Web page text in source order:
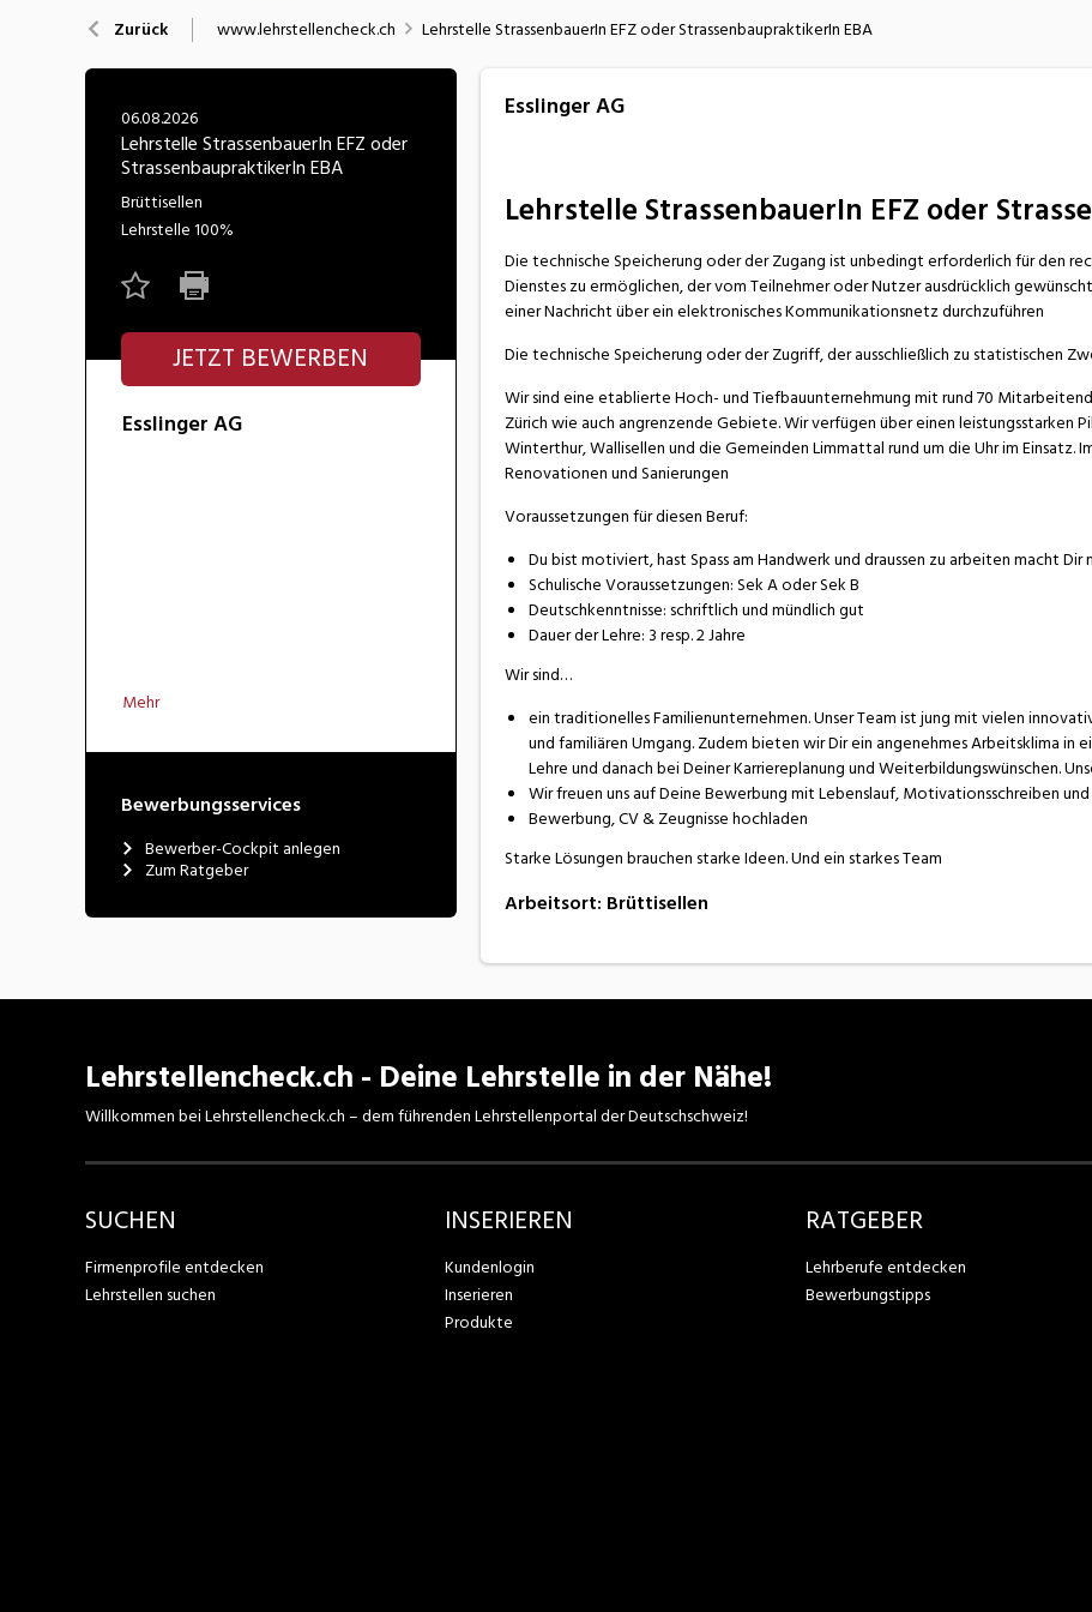
Nahrung
Wirtschaft/Verwaltung
Zurück www.lehrstellencheck.ch Lehrstelle StrassenbauerIn EFZ oder StrassenbaupraktikerIn EBA
06.08.2026
Lehrstelle StrassenbauerIn EFZ oder
StrassenbaupraktikerIn EBA
Brüttisellen
Lehrstelle100%
JETZT BEWERBEN
Esslinger AG
Mehr
Bewerbungsservices
Bewerber-Cockpit anlegen
Zum Ratgeber
Esslinger AG
Lehrstelle StrassenbauerIn EFZ oder
Die technische Speicherung oder der Zugang ist unbedingt erforderlich für den
Dienstes zu ermöglichen, der vom Teilnehmer oder Nutzer ausdrücklich
einer Nachricht über ein elektronisches Kommunikationsnetz durchzuführen
Die technische Speicherung oder der Zugriff, der ausschließlich zu statistischen
Wir sind eine etablierte Hoch- und Tiefbauunternehmung mit rund 70
Zürich wie auch angrenzende Gebiete. Wir verfügen über einen leistungsstarken
Winterthur, Wallisellen und die Gemeinden Limmattal rund um die Uhr im Einsatz.
Renovationen und Sanierungen
Voraussetzungen für diesen Beruf:
Du bist motiviert, hast Spass am Handwerk und draussen zu arbeiten macht Dir
Schulische Voraussetzungen: Sek A oder Sek B
Deutschkenntnisse: schriftlich und mündlich gut
Dauer der Lehre: 3 resp. 2 Jahre
Wir sind…
ein traditionelles Familienunternehmen. Unser Team ist jung mit vielen
und familiären Umgang. Zudem bieten wir Dir ein angenehmes Arbeitsklima
Lehre und danach bei Deiner Karriereplanung und Weiterbildungswünschen.
Wir freuen uns auf Deine Bewerbung mit Lebenslauf, Motivationsschreiben
Bewerbung, CV & Zeugnisse hochladen
Starke Lösungen brauchen starke Ideen. Und ein starkes Team
Arbeitsort: Brüttisellen
Lehrstellencheck.ch - Deine Lehrstelle in der Nähe!
Willkommen bei Lehrstellencheck.ch – dem führenden Lehrstellenportal der Deutschschweiz!
SUCHEN
Firmenprofile entdecken
Lehrstellen suchen
INSERIEREN
Kundenlogin
Inserieren
Produkte
RATGEBER
Lehrberufe entdecken
Bewerbungstipps